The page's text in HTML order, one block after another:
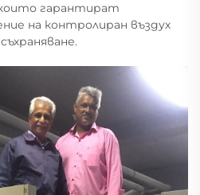
които гарантират
на контролиран въздух